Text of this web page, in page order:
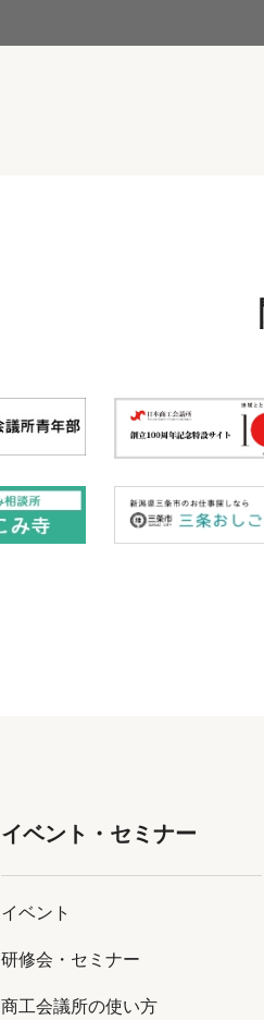
イベント・セミナー
イベント
研修会・セミナー
商工会議所の使い方